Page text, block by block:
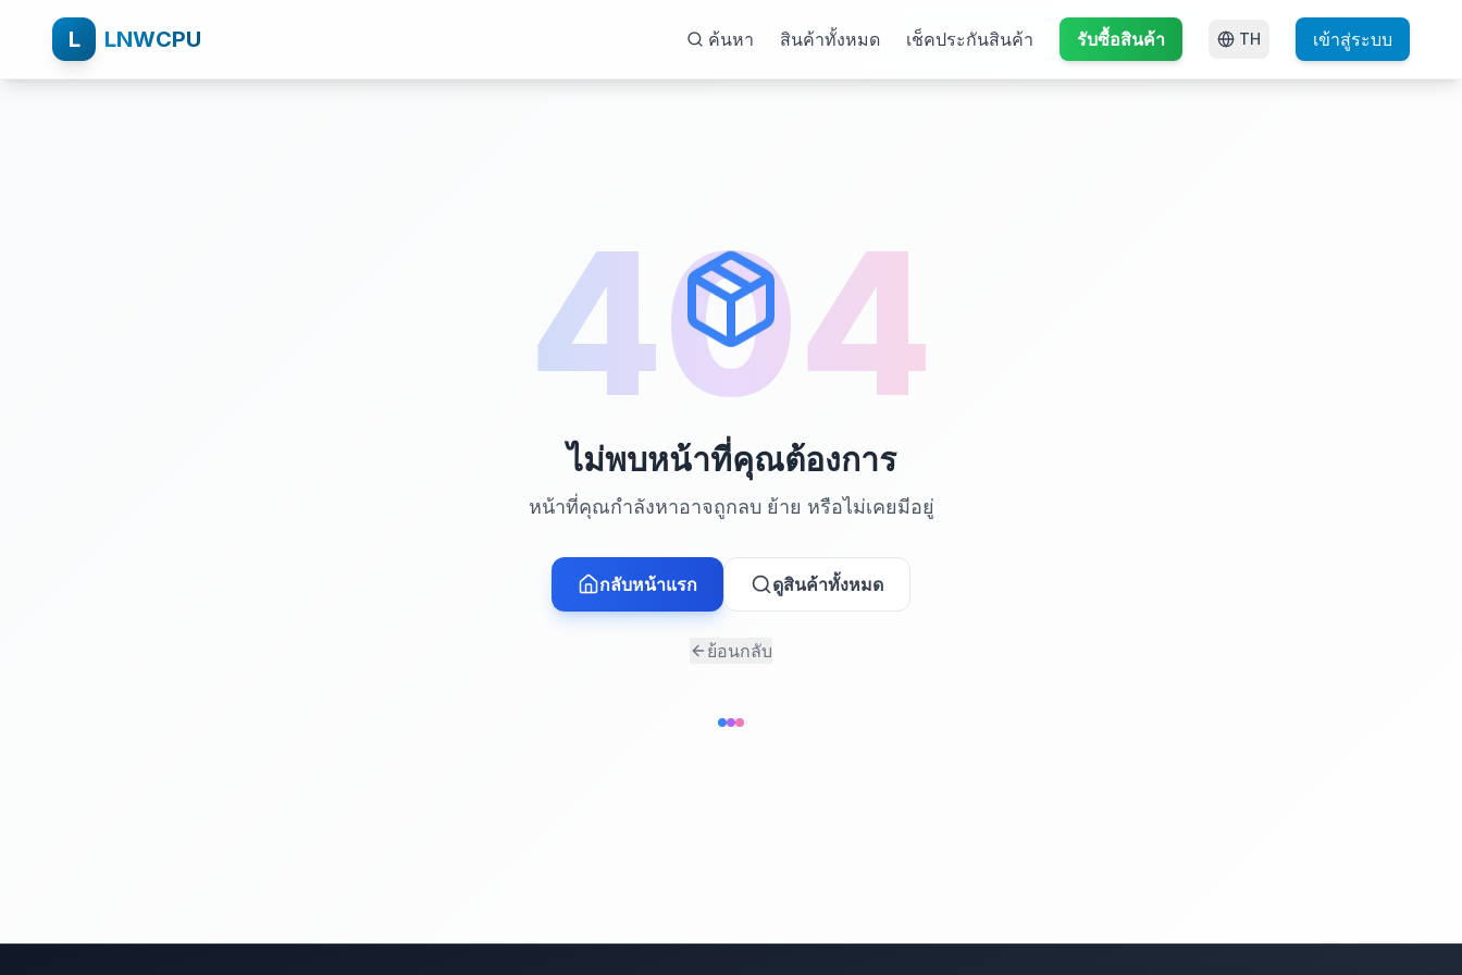
L LNWCPU ค้นหา สินค้าทั้งหมด เช็คประกันสินค้า รับซื้อสินค้า TH เข้าสู่ระบบ
404
ไม่พบหน้าที่คุณต้องการ
หน้าที่คุณกำลังหาอาจถูกลบ ย้าย หรือไม่เคยมีอยู่
กลับหน้าแรก ดูสินค้าทั้งหมด
ย้อนกลับ